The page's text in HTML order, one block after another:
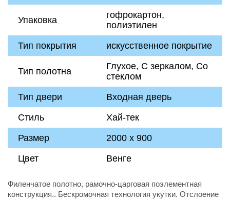
Упаковка
гофрокартон,
полиэтилен
Тип покрытия
искусственное покрытие
Тип полотна
Глухое, С зеркалом, Со
стеклом
Тип двери
Входная дверь
Стиль
Хай-тек
Размер
2000 х 900
Цвет
Венге
Филенчатое полотно, рамочно-царговая поэлементная
конструкция.. Бескромочная технология укутки. Отслоение